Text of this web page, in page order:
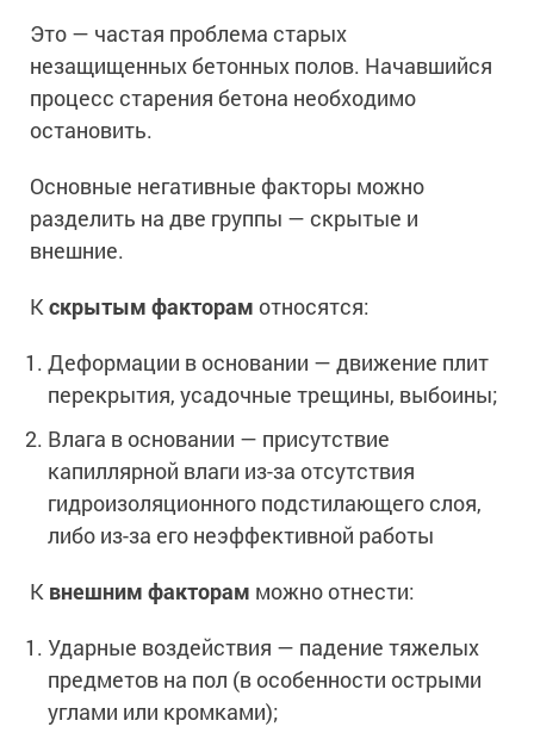
Растворители и разбавители для металла
Шпатлевки для металла
Сопутствующие товары
Сопутствующие товары
Пищевая промышленность
Нефтегазовая промышленность
Сопутствующие товары
Жидкая теплоизоляция
Для металла
Для фасада
Сопутствующие товары
Экологичные материалы
Для металла
Для фасада
Для интерьеров
Сопутствующие товары
Антистатические покрытия
Для бетона
Сопутствующие товары
Промышленные покрытия
Ремонт промышленных полов
Защита железобетонных конструкций
Промышленные металлоконструкции
Промышленное оборудование
Промышленные ремонтные покрытия для металла
Промышленные стены
Сопутствующие товары
Сопутствующие товары
Для металла
Сопутствующие товары
Антикоррозионная защита
Толстослойные грунт-эмали
Алюминиевые краски
Сопутствующие товары
Морозостойкие краски
Морозостойкие краски для бетонных полов
Морозостойкие краски для металла
Морозостойкие краски для фасада
Это — частая проблема старых
незащищенных бетонных полов. Начавшийся
процесс старения бетона необходимо
остановить.
Основные негативные факторы можно
разделить на две группы — скрытые и
внешние.
Кскрытым факторам относятся:
Деформации в основании — движение плит
перекрытия, усадочные трещины, выбоины;
Влага в основании — присутствие
капиллярной влаги из-за отсутствия
гидроизоляционного подстилающего слоя,
либо из-за его неэффективной работы
К внешним факторам можно отнести:
Ударные воздействия — падение тяжелых
предметов на пол (в особенности острыми
углами или кромками);